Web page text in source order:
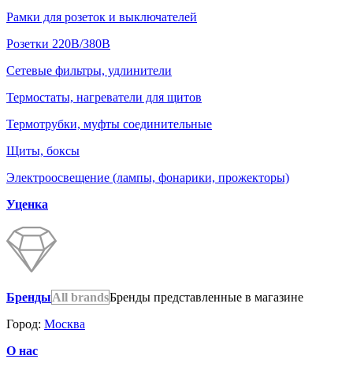
Рамки для розеток и выключателей
Розетки 220В/380В
Сетевые фильтры, удлинители
Термостаты, нагреватели для щитов
Термотрубки, муфты соединительные
Щиты, боксы
Электроосвещение (лампы, фонарики, прожекторы)
Уценка
БрендыAll brandsБренды представленные в магазине
Город: Москва
О нас